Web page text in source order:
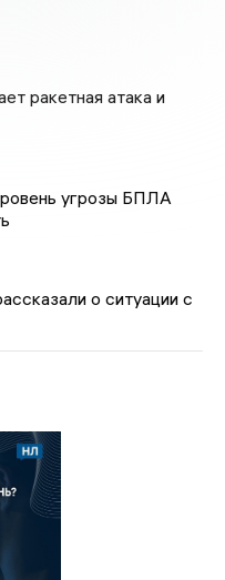
ракетная атака и
угрозы БПЛА
о ситуации с